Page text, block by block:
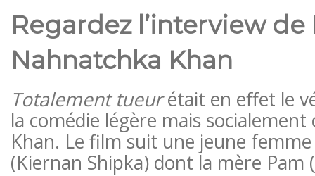
Regardez l’interview de
Nahnatchka Khan
Totalement tueurétait en effet le
la comédie légère mais socialement
Khan. Le film suit une jeune
(Kiernan Shipka) dont la mère Pam